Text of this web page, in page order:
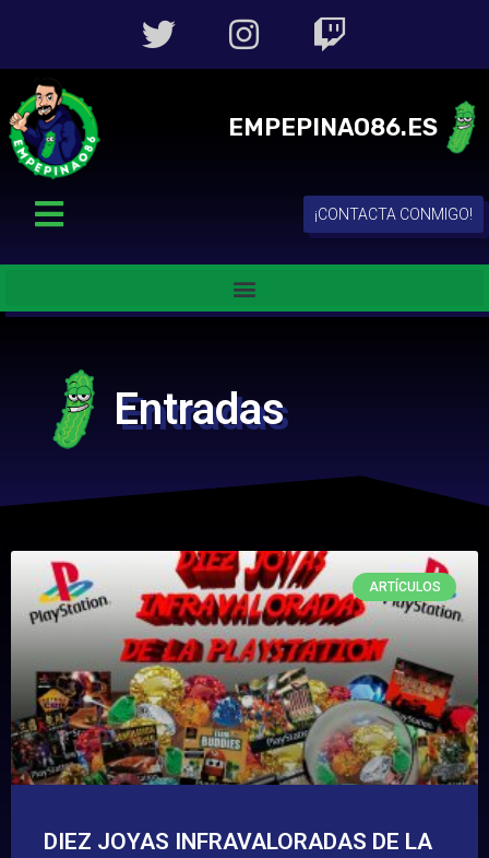
EMPEPINAO86.ES
¡CONTACTA CONMIGO!
Entradas
ARTÍCULOS
DIEZ JOYAS INFRAVALORADAS DE LA